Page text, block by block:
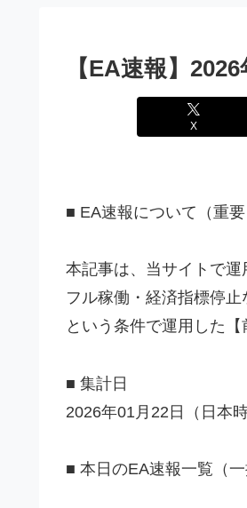
【EA速報】
X
■ EA速報について（重要
本記事は、当サイトで運
フル稼働・経済指標停
という条件で運用した【
■ 集計日
2026年01月22日（日本時
■ 本日のEA速報一覧（一